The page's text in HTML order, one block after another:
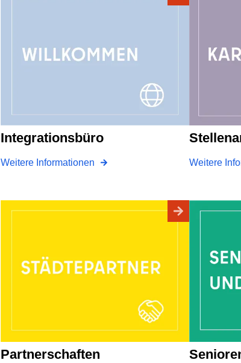
Integrationsbüro
Weitere Informationen Weitere
Partnerschaften